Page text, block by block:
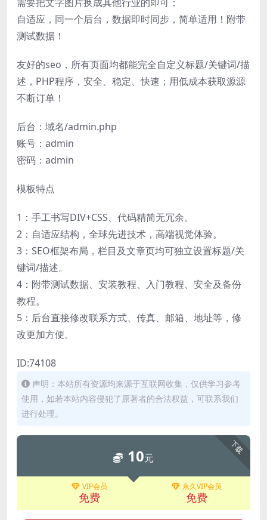
自适应，同一个后台，数据即时同步，简单适用！附带
测试数据！
友好的seo，所有页面均都能完全自定义标题/关键词/描
述，PHP程序，安全、稳定、快速；用低成本获取源源
不断订单！
后台：域名/admin.php
账号：admin
密码：admin
模板特点
1：手工书写DIV+CSS、代码精简无冗余。
2：自适应结构，全球先进技术，高端视觉体验。
3：SEO框架布局，栏目及文章页均可独立设置标题/关
键词/描述。
4：附带测试数据、安装教程、入门教程、安全及备份
教程。
5：后台直接修改联系方式、传真、邮箱、地址等，修
改更加方便。
ID:74108
声明：本站所有资源均来源于互联网收集，仅供学习参考
使用，如若本站内容侵犯了原著者的合法权益，可联系我们
进行处理。
下载
10元
VIP会员
免费
永久VIP会员
免费